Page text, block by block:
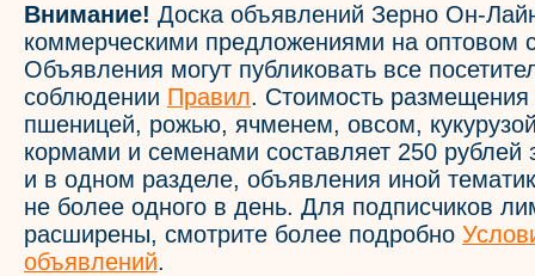
Внимание! Доска объявлений Зерно Он-
коммерческими предложениями на оптовом
Объявления могут публиковать все
соблюдении Правил. Стоимость
пшеницей, рожью, ячменем, овсом,
кормами и семенами составляет 250 рублей
и в одном разделе, объявления иной
не более одного в день. Для подписчиков
расширены, смотрите более подробно
объявлений.